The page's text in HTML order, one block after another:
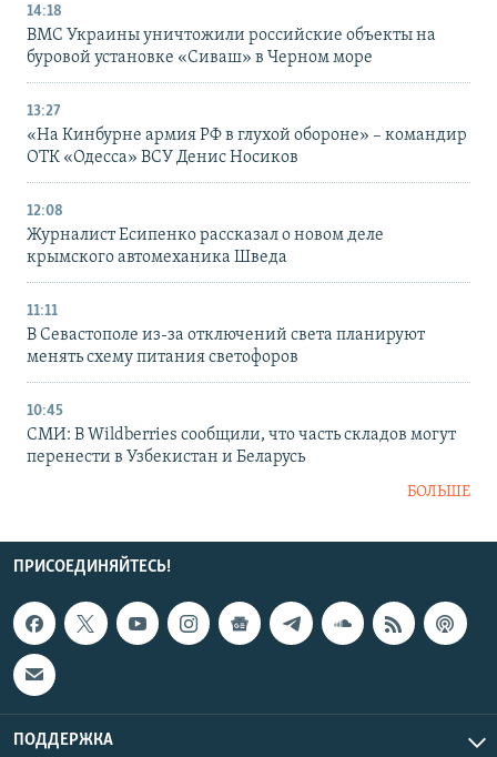
14:18
ВМС Украины уничтожили российские объекты на
буровой установке «Сиваш» в Черном море
13:27
«На Кинбурне армия РФ в глухой обороне» – командир
ОТК «Одесса» ВСУ Денис Носиков
12:08
Журналист Есипенко рассказал о новом деле
крымского автомеханика Шведа
11:11
В Севастополе из-за отключений света планируют
менять схему питания светофоров
10:45
СМИ: В Wildberries сообщили, что часть складов могут
перенести в Узбекистан и Беларусь
БОЛЬШЕ
ПРИСОЕДИНЯЙТЕСЬ!
ПОДДЕРЖКА